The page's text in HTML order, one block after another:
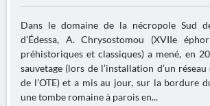
Dans le domaine de la nécropole Sud
d’Édessa, A. Chrysostomou (XVIIe
préhistoriques et classiques) a mené, en
sauvetage (lors de l’installation d’un
de l’OTE) et a mis au jour, sur la bordure
une tombe romaine à parois en...